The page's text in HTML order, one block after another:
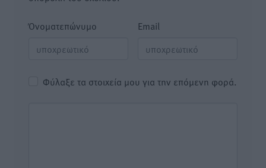
Όνοματεπώνυμο Email
Φύλαξε τα στοιχεία μου για την επόμενη φορά.